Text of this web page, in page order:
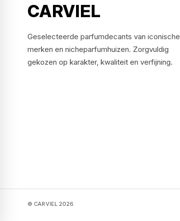
CARVIEL
Geselecteerde parfumdecants van iconische
merken en nicheparfumhuizen. Zorgvuldig
gekozen op karakter, kwaliteit en verfijning.
© CARVIEL 2026